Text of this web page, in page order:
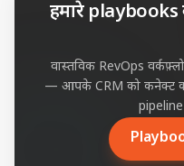
हमारे playbooks
वास्तविक RevOps
— आपके CRM को कनेक्ट
pipeline